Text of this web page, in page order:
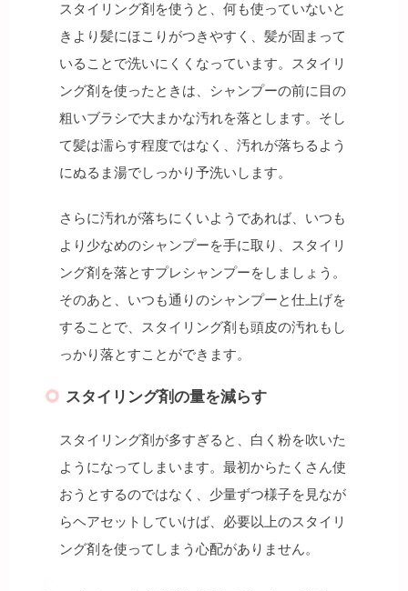
スタイリング剤を使うと、何も使っていないと
きより髪にほこりがつきやすく、髪が固まって
いることで洗いにくくなっています。スタイリ
ング剤を使ったときは、シャンプーの前に目の
粗いブラシで大まかな汚れを落とします。そし
て髪は濡らす程度ではなく、汚れが落ちるよう
にぬるま湯でしっかり予洗いします。
さらに汚れが落ちにくいようであれば、いつも
より少なめのシャンプーを手に取り、スタイリ
ング剤を落とすプレシャンプーをしましょう。
そのあと、いつも通りのシャンプーと仕上げを
することで、スタイリング剤も頭皮の汚れもし
っかり落とすことができます。
スタイリング剤の量を減らす
スタイリング剤が多すぎると、白く粉を吹いた
ようになってしまいます。最初からたくさん使
おうとするのではなく、少量ずつ様子を見なが
らヘアセットしていけば、必要以上のスタイリ
ング剤を使ってしまう心配がありません。